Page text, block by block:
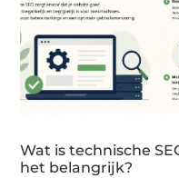
Wat is technische
het belangrijk?